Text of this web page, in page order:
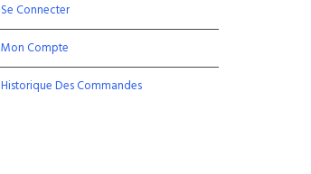
Se Connecter
Mon Compte
Historique Des Commandes